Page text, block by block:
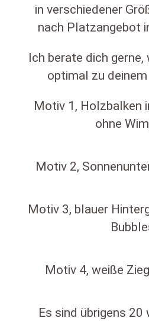
in verschiedener
nach Platzangebot
Ich berate dich
optimal zu
Motiv 1, Holzbalken
ohne
Motiv 2,
Motiv 3, blauer
Motiv 4, weiße
Es sind übrigens